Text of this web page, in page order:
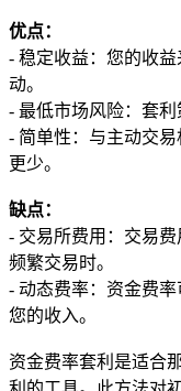
优点：
- 稳定收益：您的收
动。
- 最低市场风险：套利
- 简单性：与主动交
更少。
缺点：
- 交易所费用：交易
频繁交易时。
- 动态费率：资金费
您的收入。
资金费率套利是适合